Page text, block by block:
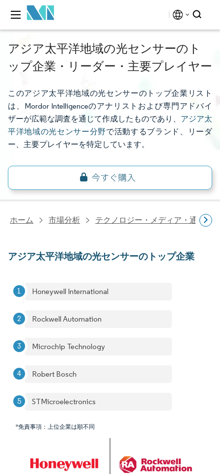
アジア太平洋地域の光センサーのト
ップ企業・リーダー・主要プレイヤー
このアジア太平洋地域の光センサーのトップ企業リスト
は、Mordor Intelligenceのアナリストおよび専門アドバイ
ザーが広範な調査を通じて作成したものであり、 アジア太
平洋地域の光センサー分野で活動するブランド、リーダ
ー、主要プレイヤーを特定しています。
ホーム 市場分析 テクノロジー・メディア・通信研
アジア太平洋地域の光センサーのトップ企業
Honeywell International
Rockwell Automation
Microchip Technology
Robert Bosch
STMicroelectronics
*免責事項：上位企業は順不同